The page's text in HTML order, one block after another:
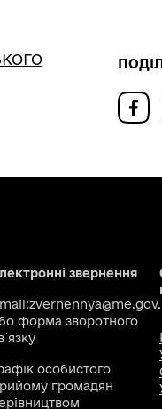
звернення
форма зворотного
особистого
громадян